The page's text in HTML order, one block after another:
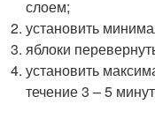
слоем;
установить
яблоки
установить
течение 3 – 5